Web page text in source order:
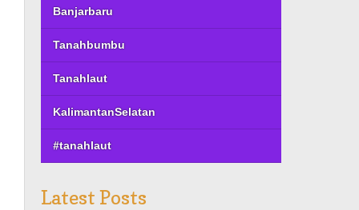
Banjarbaru
Tanahbumbu
Tanahlaut
KalimantanSelatan
#tanahlaut
Latest Posts